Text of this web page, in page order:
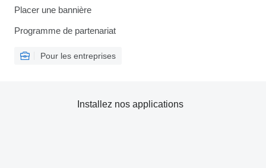
Placer une bannière
Programme de partenariat
Pour les entreprises
Installez nos applications